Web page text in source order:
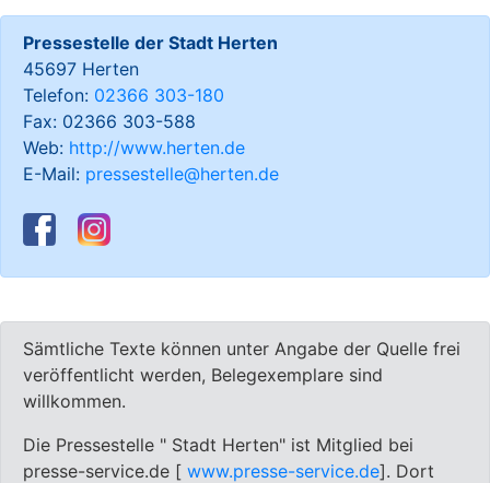
Pressestelle der Stadt Herten
45697 Herten
Telefon: 02366 303-180
Fax: 02366 303-588
Web: http://www.herten.de
E-Mail: pressestelle@herten.de
Sämtliche Texte können unter Angabe der Quelle frei
veröffentlicht werden, Belegexemplare sind
willkommen.
Die Pressestelle " Stadt Herten" ist Mitglied bei
presse-service.de [ www.presse-service.de]. Dort